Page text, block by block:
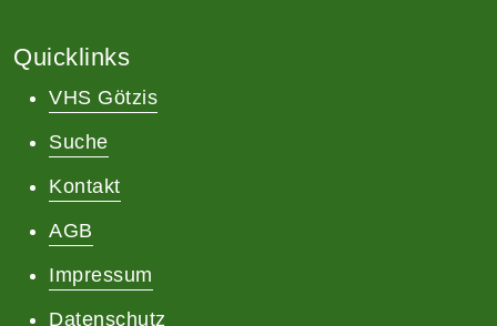
Quicklinks
VHS Götzis
Suche
Kontakt
AGB
Impressum
Datenschutz